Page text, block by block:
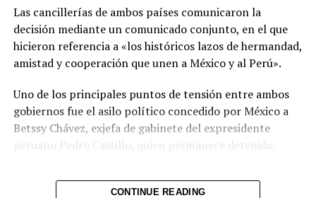
personas con mayor riesgo de complicaciones de salud.
Comparte esto:
Facebook X
Me gusta esto:
Las cancillerías de ambos países comunicaron la
decisión mediante un comunicado conjunto, en el que
hicieron referencia a «los históricos lazos de hermandad,
amistad y cooperación que unen a México y al Perú».
Uno de los principales puntos de tensión entre ambos
gobiernos fue el asilo político concedido por México a
Betssy Chávez, exjefa de gabinete del expresidente
peruano Pedro Castillo, quien permanece detenido.
informó durante su conferencia diaria que Chávez había
CONTINUE READING